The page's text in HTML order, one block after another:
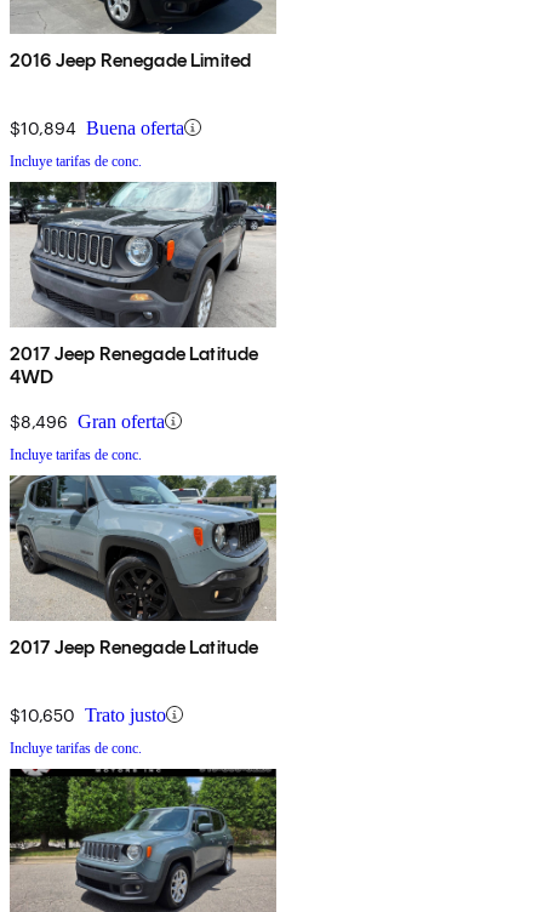
2016 Jeep Renegade Limited
$10,894 Buena oferta
Incluye tarifas de conc.
2017 Jeep Renegade Latitude
4WD
$8,496 Gran oferta
Incluye tarifas de conc.
2017 Jeep Renegade Latitude
$10,650 Trato justo
Incluye tarifas de conc.